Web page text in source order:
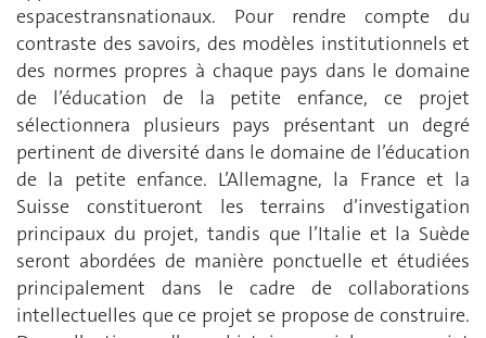
espacestransnationaux. Pour rendre compte du
contraste des savoirs, des modèles institutionnels et
des normes propres à chaque pays dans le domaine
de l’éducation de la petite enfance, ce projet
sélectionnera plusieurs pays présentant un degré
pertinent de diversité dans le domaine de l’éducation
de la petite enfance. L’Allemagne, la France et la
Suisse constitueront les terrains d’investigation
principaux du projet, tandis que l’Italie et la Suède
seront abordées de manière ponctuelle et étudiées
principalement dans le cadre de collaborations
intellectuelles que ce projet se propose de construire.